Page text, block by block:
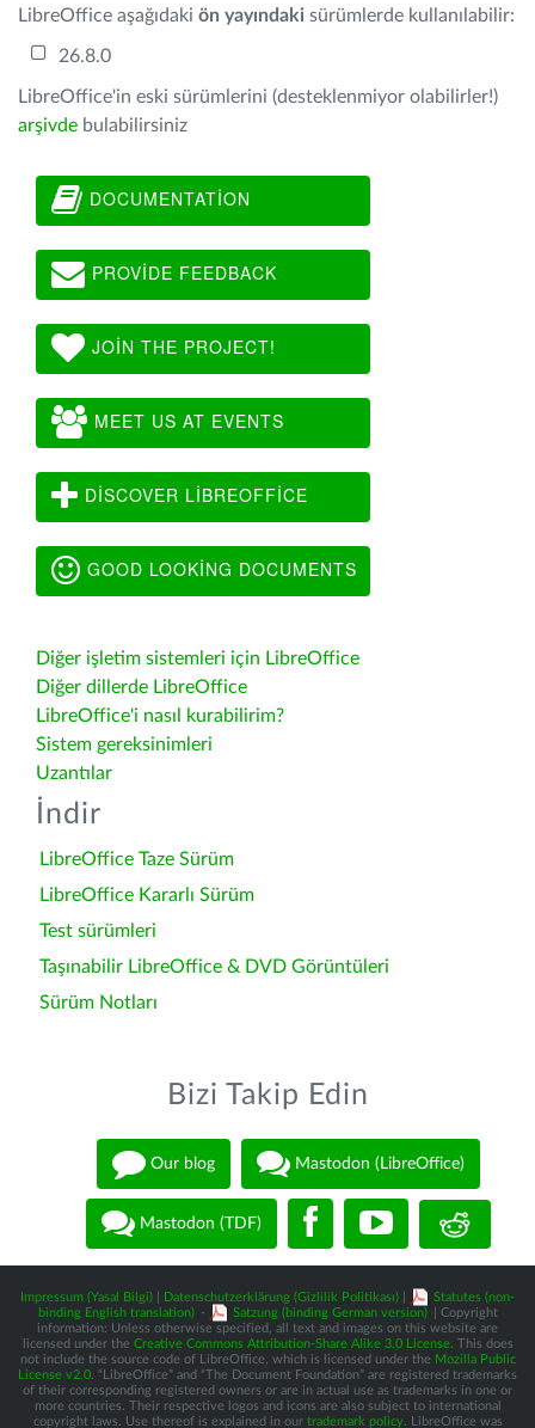
LibreOffice aşağıdaki ön yayındaki sürümlerde kullanılabilir:
26.8.0
LibreOffice'in eski sürümlerini (desteklenmiyor olabilirler!)
arşivde bulabilirsiniz
DOCUMENTATION
PROVIDE FEEDBACK
JOIN THE PROJECT!
MEET US AT EVENTS
DISCOVER LIBREOFFICE
GOOD LOOKING DOCUMENTS
Diğer işletim sistemleri için LibreOffice
Diğer dillerde LibreOffice
LibreOffice'i nasıl kurabilirim?
Sistem gereksinimleri
Uzantılar
İndir
LibreOffice Taze Sürüm
LibreOffice Kararlı Sürüm
Test sürümleri
Taşınabilir LibreOffice & DVD Görüntüleri
Sürüm Notları
Bizi Takip Edin
Our blog Mastodon (LibreOffice)
Mastodon (TDF)
Impressum (Yasal Bilgi) Datenschutzerklärung (Gizlilik Politikası)
Statutes (non-
binding English translation) - Satzung (binding German version)
| Copyright
information: Unless otherwise specified, all text and images on this website are
licensed under the Creative Commons Attribution-Share Alike 3.0 License. This does
not include the source code of LibreOffice, which is licensed under the Mozilla Public
License v2.0 . “LibreOffice” and “The Document Foundation” are registered trademarks
of their corresponding registered owners or are in actual use as trademarks in one or
more countries. Their respective logos and icons are also subject to international
copyright laws. Use thereof is explained in our trademark policy. LibreOffice was